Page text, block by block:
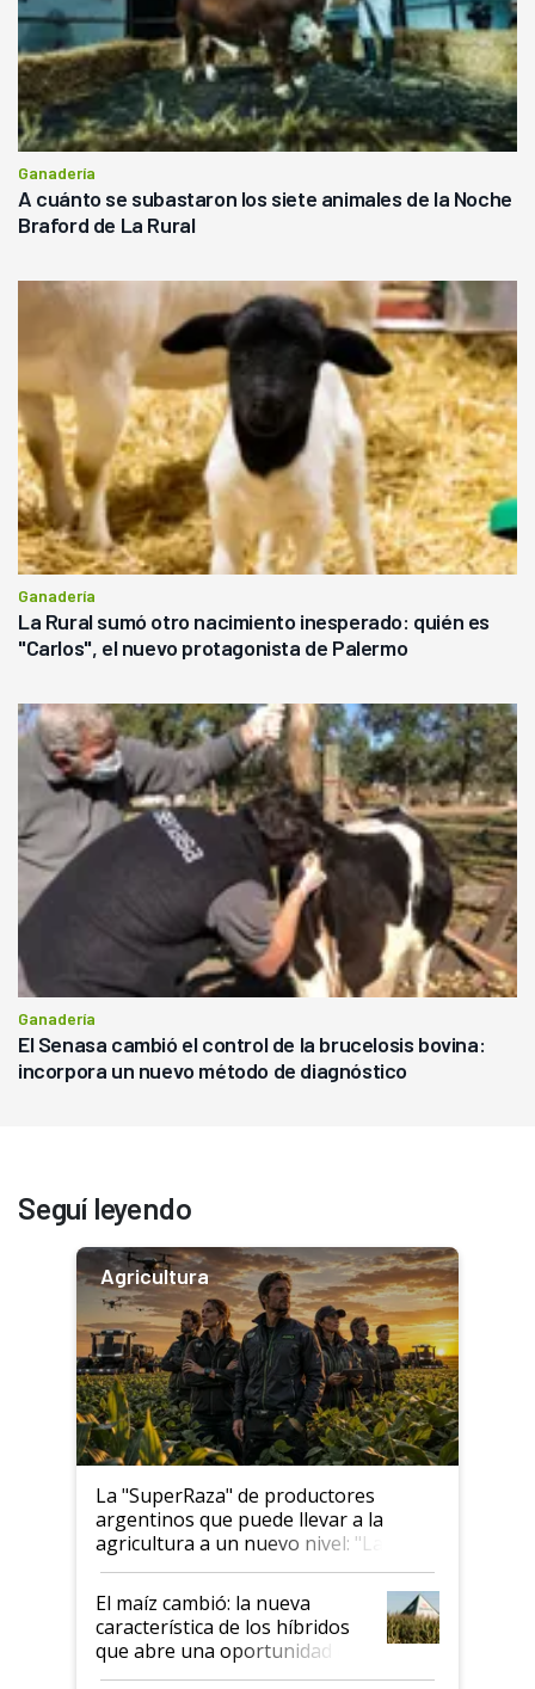
Ganadería
A cuánto se subastaron los siete animales de la Noche
Braford de La Rural
Ganadería
La Rural sumó otro nacimiento inesperado: quién es
"Carlos", el nuevo protagonista de Palermo
Ganadería
El Senasa cambió el control de la brucelosis bovina:
incorpora un nuevo método de diagnóstico
Seguí leyendo
Agricultura
La "SuperRaza" de productores
argentinos que puede llevar a la
agricultura a un nuevo nivel: "Las
posibilidades de crecimiento son
infinitas"
El maíz cambió: la nueva
característica de los híbridos
que abre una oportunidad en
el lote